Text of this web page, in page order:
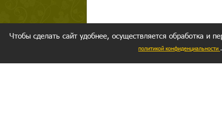
Чтобы сделать сайт удобнее, осуществляется обработка и
политикой конфиденциальности